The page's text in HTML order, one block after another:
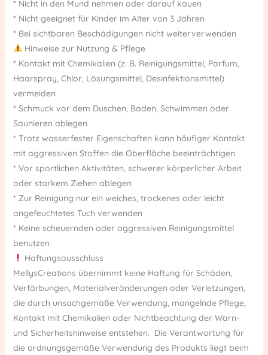
* Nicht in den Mund nehmen oder darauf kauen
* Nicht geeignet für Kinder im Alter von 3 Jahren
* Bei sichtbaren Beschädigungen nicht weiterverwenden
Hinweise zur Nutzung & Pflege
* Kontakt mit Chemikalien (z. B. Reinigungsmittel, Parfum,
Haarspray, Chlor, Lösungsmittel, Desinfektionsmittel)
vermeiden
* Schmuck vor dem Duschen, Baden, Schwimmen oder
Saunieren ablegen
* Trotz wasserfester Eigenschaften kann häufiger Kontakt
mit aggressiven Stoffen die Oberfläche beeinträchtigen
* Vor sportlichen Aktivitäten, schwerer körperlicher Arbeit
oder starkem Ziehen ablegen
* Zur Reinigung nur ein weiches, trockenes oder leicht
angefeuchtetes Tuch verwenden
* Keine scheuernden oder aggressiven Reinigungsmittel
benutzen
Haftungsausschluss
MellysCreations übernimmt keine Haftung für Schäden,
Verfärbungen, Materialveränderungen oder Verletzungen,
die durch unsachgemäße Verwendung, mangelnde Pflege,
Kontakt mit Chemikalien oder Nichtbeachtung der Warn-
und Sicherheitshinweise entstehen. Die Verantwortung für
die ordnungsgemäße Verwendung des Produkts liegt beim